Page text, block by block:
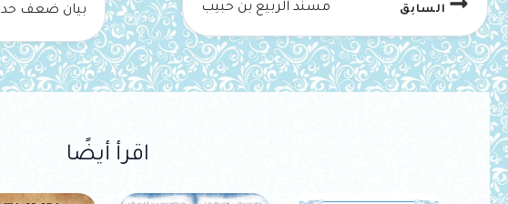
السابق مسند الربيع بن حبيب
اقرأ أيضًا